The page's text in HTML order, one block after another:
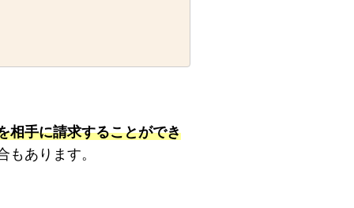
相手に請求することができ
もあります。